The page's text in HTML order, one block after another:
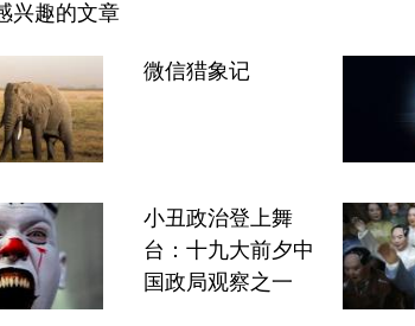
兴趣的文章
微信猎象记
小丑政治登上舞
台：十九大前夕中
国政局观察之一